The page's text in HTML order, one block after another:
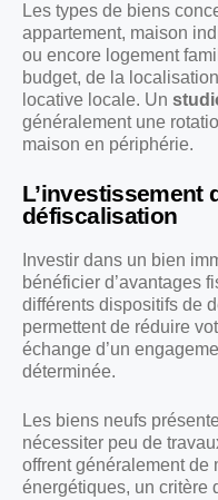
Les types de biens
appartement, maison
ou encore logement
budget, de la
locative locale. Un
généralement une
maison en périphérie.
L’investissement
défiscalisation
Investir dans un bien
bénéficier d’avantages
différents dispositifs de
permettent de réduire
échange d’un
déterminée.
Les biens neufs
nécessiter peu de
offrent généralement de
énergétiques, un critère